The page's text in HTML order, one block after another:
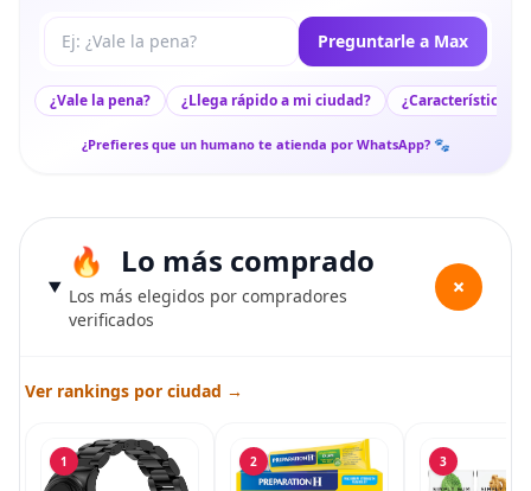
Tu pregunta a Max Preguntarle a Max
¿Vale la pena? ¿Llega rápido a mi ciudad? ¿Características
¿Prefieres que un humano te atienda por WhatsApp? 🐾
Lo más comprado
Los más elegidos por compradores
verificados
+
Ver rankings por ciudad →
1 2 3